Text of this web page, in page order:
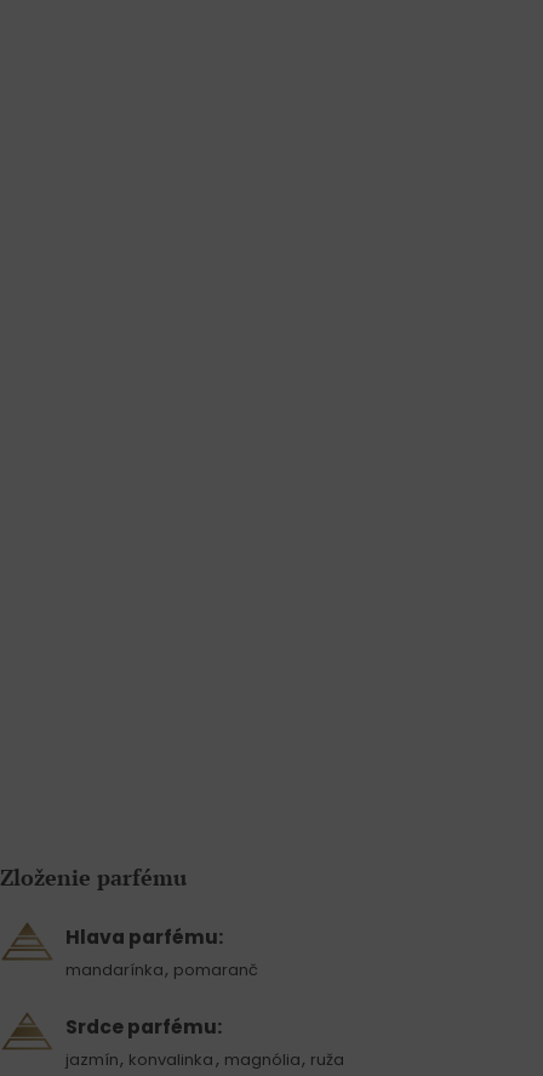
Zloženie parfému
Hlava parfému:
mandarínka, pomaranč
Srdce parfému:
jazmín, konvalinka, magnólia, ruža